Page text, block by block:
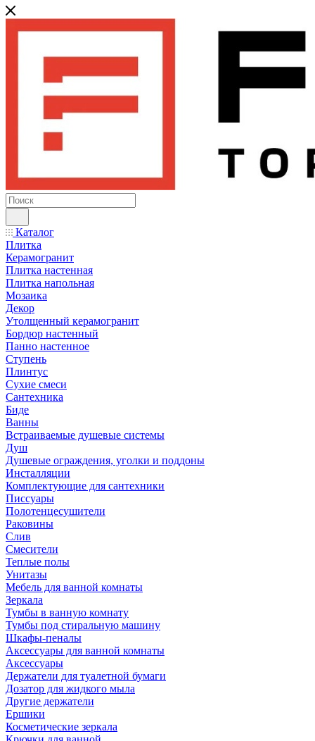
Каталог
Плитка
Керамогранит
Плитка настенная
Плитка напольная
Мозаика
Декор
Утолщенный керамогранит
Бордюр настенный
Панно настенное
Ступень
Плинтус
Сухие смеси
Сантехника
Биде
Ванны
Встраиваемые душевые системы
Душ
Душевые ограждения, уголки и поддоны
Инсталляции
Комплектующие для сантехники
Писсуары
Полотенцесушители
Раковины
Слив
Смесители
Теплые полы
Унитазы
Мебель для ванной комнаты
Зеркала
Тумбы в ванную комнату
Тумбы под стиральную машину
Шкафы-пеналы
Аксессуары для ванной комнаты
Аксессуары
Держатели для туалетной бумаги
Дозатор для жидкого мыла
Другие держатели
Ершики
Косметические зеркала